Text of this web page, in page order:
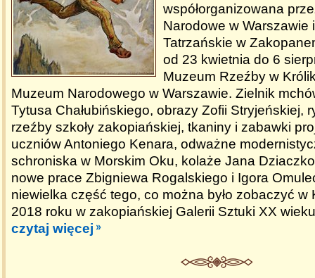
współorganizowana
Narodowe w Warszawie
Tatrzańskie w
od 23 kwietnia do 6
Muzeum Rzeźby w
Muzeum Narodowego w Warszawie. Zielnik
Tytusa Chałubińskiego, obrazy Zofii Stryjeńskiej,
rzeźby szkoły zakopiańskiej, tkaniny i zabawki
uczniów Antoniego Kenara, odważne
schroniska w Morskim Oku, kolaże Jana
nowe prace Zbigniewa Rogalskiego i Igora
niewielka część tego, co można było zobaczyć w
2018 roku w zakopiańskiej Galerii Sztuki XX
czytaj więcej